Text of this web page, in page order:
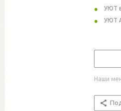
УЮТ
УЮТ
Наши